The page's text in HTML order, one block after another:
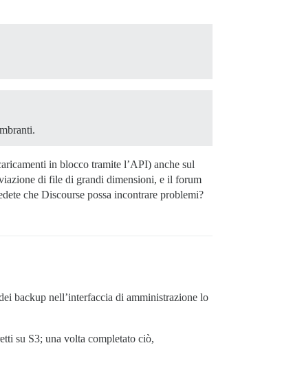
in blocco tramite l’API) anche sul
di file di grandi dimensioni, e il forum
che Discourse possa incontrare problemi?
backup nell’interfaccia di amministrazione lo
su S3; una volta completato ciò,